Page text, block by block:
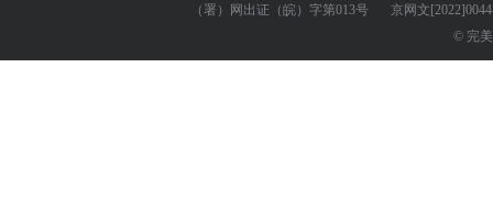
（署）网出证（皖）字第013号
京网文
© 完美